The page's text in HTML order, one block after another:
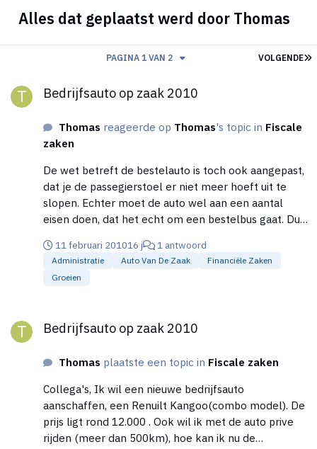
Alles dat geplaatst werd door Thomas
VOLGENDE
PAGINA 1 VAN 2
Bedrijfsauto op zaak 2010
Thomas reageerde op Thomas's topic in Fiscale
zaken
De wet betreft de bestelauto is toch ook aangepast,
dat je de passegierstoel er niet meer hoeft uit te
slopen. Echter moet de auto wel aan een aantal
eisen doen, dat het echt om een bestelbus gaat. Dus
11 februari 201016 j 1 antwoord
Administratie Auto Van De Zaak
Financiële Zaken
Groeien
Bedrijfsauto op zaak 2010
Thomas plaatste een topic in Fiscale zaken
Collega's, Ik wil een nieuwe bedrijfsauto
aanschaffen, een Renuilt Kangoo(combo model). De
prijs ligt rond 12.000 . Ook wil ik met de auto prive
rijden (meer dan 500km), hoe kan ik nu de